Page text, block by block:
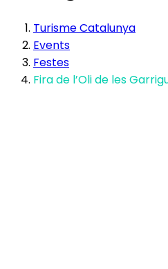
Turisme Catalunya
Events
Festes
Fira de l’Oli de les